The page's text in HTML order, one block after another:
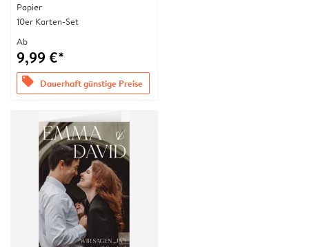
Papier
10er Karten-Set
Ab
9,99 €*
offers Dauerhaft günstige Preise